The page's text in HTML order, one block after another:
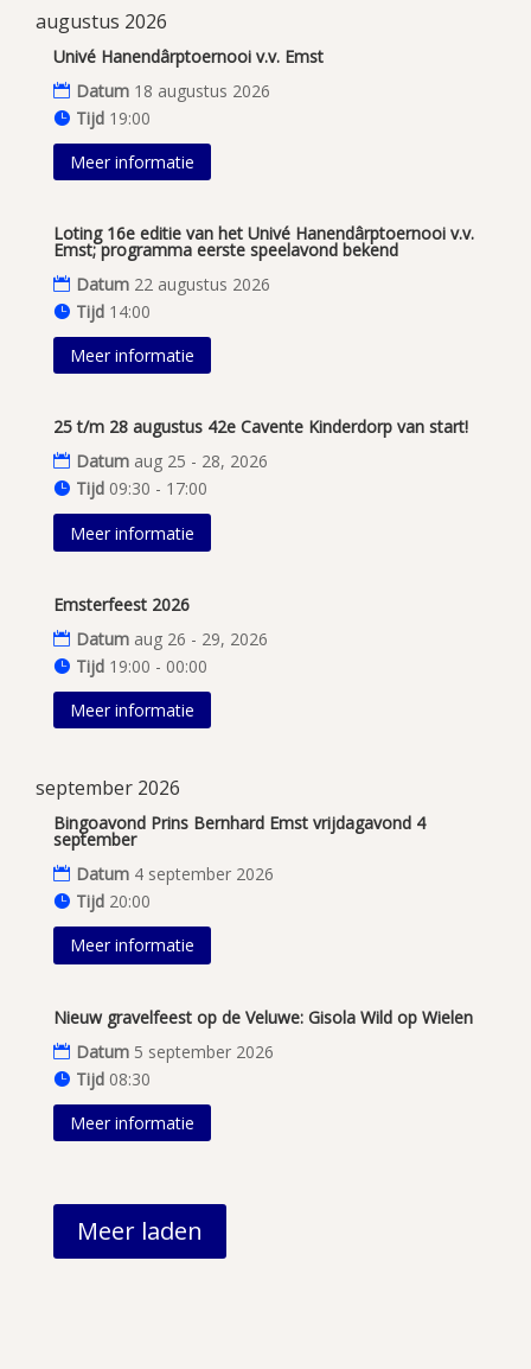
augustus 2026
Univé Hanendârptoernooi v.v. Emst
Datum 18 augustus 2026
Tijd 19:00
Meer informatie
Loting 16e editie van het Univé Hanendârptoernooi v.v.
Emst; programma eerste speelavond bekend
Datum 22 augustus 2026
Tijd 14:00
Meer informatie
25 t/m 28 augustus 42e Cavente Kinderdorp van start!
Datum aug 25 - 28, 2026
Tijd 09:30 - 17:00
Meer informatie
Emsterfeest 2026
Datum aug 26 - 29, 2026
Tijd 19:00 - 00:00
Meer informatie
september 2026
Bingoavond Prins Bernhard Emst vrijdagavond 4
september
Datum 4 september 2026
Tijd 20:00
Meer informatie
Nieuw gravelfeest op de Veluwe: Gisola Wild op Wielen
Datum 5 september 2026
Tijd 08:30
Meer informatie
Meer laden